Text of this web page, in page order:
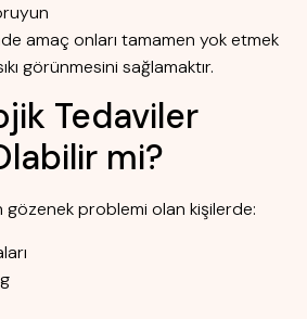
amaç onları tamamen yok etmek
görünmesini sağlamaktır.
Tedaviler
mi?
gözenek problemi olan kişilerde: